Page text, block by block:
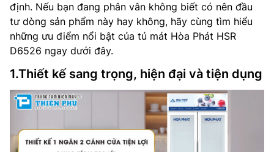
định. Nếu bạn đang phân vân không biết có nên đầu
tư dòng sản phẩm này hay không, hãy cùng tìm hiểu
những ưu điểm nổi bật của tủ mát Hòa Phát HSR
D6526 ngay dưới đây.
1.Thiết kế sang trọng, hiện đại và tiện dụng